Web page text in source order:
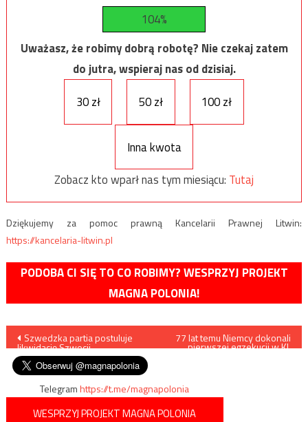
104%
Uważasz, że robimy dobrą robotę? Nie czekaj zatem
do jutra, wspieraj nas od dzisiaj.
30 zł
50 zł 100 zł
Inna kwota
Zobacz kto wparł nas tym miesiącu: Tutaj
Dziękujemy za pomoc prawną Kancelarii Prawnej Litwin:
https://kancelaria-litwin.pl
PODOBA CI SIĘ TO CO ROBIMY? WESPRZYJ PROJEKT
MAGNA POLONIA!
Nawigacja
wpisu
Szwedzka partia postuluje
likwidację Szwecji
77 lat temu Niemcy dokonali
pierwszej egzekucji w KL
Telegramhttps://t.me/magnapolonia
WESPRZYJ PROJEKT MAGNA POLONIA